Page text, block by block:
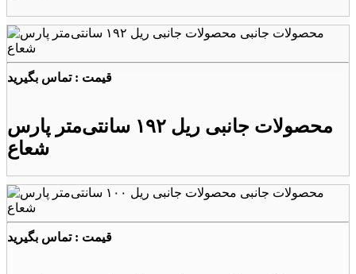
قیمت : تماس بگیرید
محصولات جانبی ریل ۱۹۲ سانتی‌متر پارس
شعاع
قیمت : تماس بگیرید